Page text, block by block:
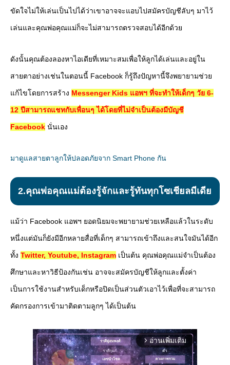
ขัดใจไม่ให้เล่นเป็นไปได้ว่าเขาอาจจะแอบไปสมัครบัญชีลับๆ มาไว้
เล่นและคุณพ่อคุณแม่ก็จะไม่สามารถตรวจสอบได้อีกด้วย
ดังนั้นคุณต้องลองหาไอเดียที่เหมาะสมเพื่อให้ลูกได้เล่นและอยู่ใน
สายตาอย่างเช่นในตอนนี้ Facebook ก็รู้ถึงปัญหานี้จึงพยายามช่วย
แก้ไขโดยการสร้าง Messenger Kids แอพฯ ที่จะทำให้เด็กๆ วัย 6-
12 ปีสามารถแชทกับเพื่อนๆ ได้โดยที่ไม่จำเป็นต้องมีบัญชี
Facebook นั่นเอง
มาดูแลสายตาลูกให้ปลอดภัยจาก Smart Phone กัน
2.คุณพ่อคุณแม่ต้องรู้จักและรู้ทันทุกโซเชียลมีเดีย
แม้ว่า Facebook แอพฯ ยอดนิยมจะพยายามช่วยเหลือแล้วในระดับ
หนึ่งแต่มันก็ยังมีอีกหลายสื่อที่เด็กๆ สามารถเข้าถึงและสนใจมันได้อีก
ทั้ง Twitter, Youtube, Instagram เป็นต้น คุณพ่อคุณแม่จำเป็นต้อง
ศึกษาและหาวิธีป้องกันเช่น อาจจะสมัครบัญชีให้ลูกและตั้งค่า
เป็นการใช้งานสำหรับเด็กหรือปิดเป็นส่วนตัวเอาไว้เพื่อที่จะสามารถ
คัดกรองการเข้ามาติดตามลูกๆ ได้เป็นต้น
arrow_forward_ios อ่านเพิ่มเติม